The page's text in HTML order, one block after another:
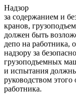
Надзор
за содержанием и
кранов,
должен быть
депо на работника,
надзору за
грузоподъемных
и испытания
руководством этого
работника.